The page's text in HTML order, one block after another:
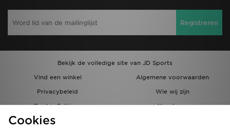
Registreren
Bekijk de volledige site van JD Sports
Vind een winkel
Algemene voorwaarden
Privacybeleid
Wie wij zijn
Cookie Settings
Vacatures
Bestellingen en Levering
Cookies